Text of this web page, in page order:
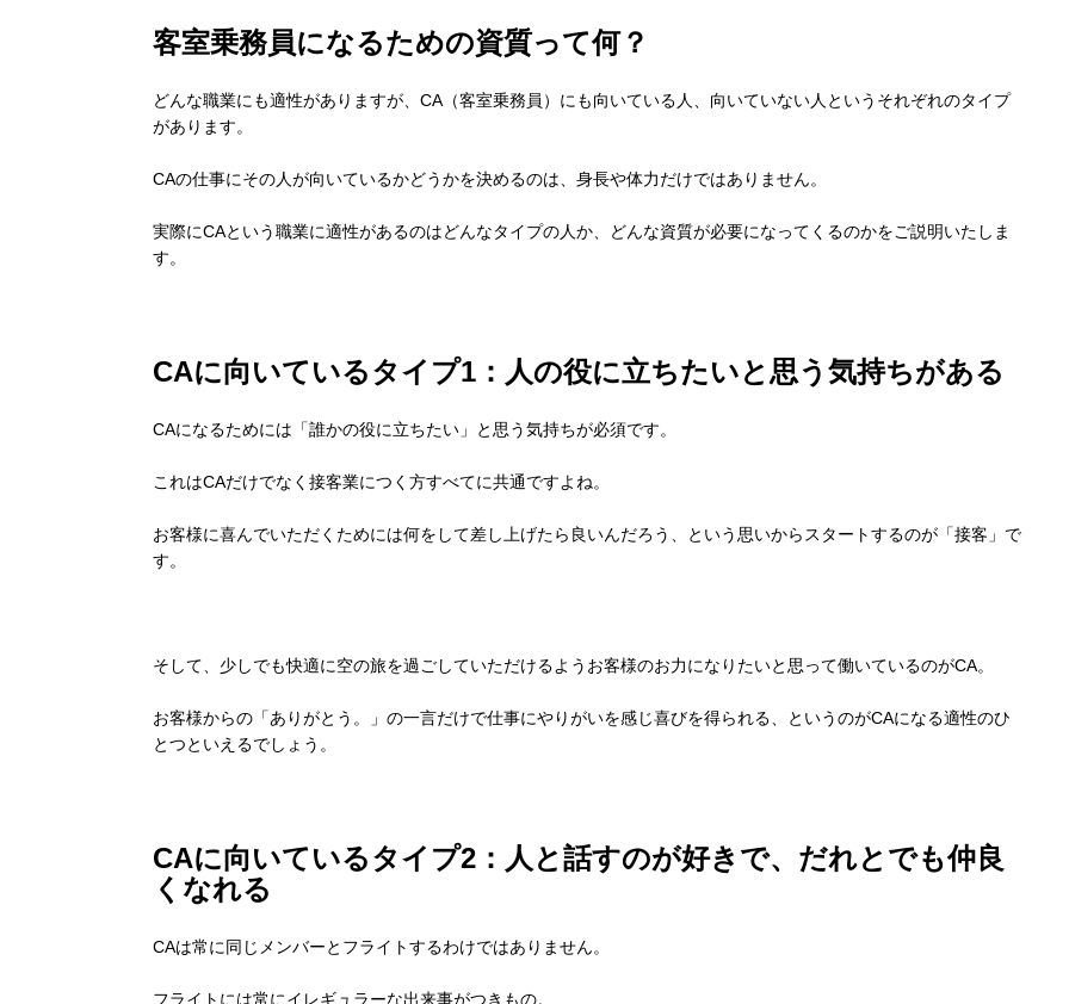
客室乗務員になるための資質って何？
どんな職業にも適性がありますが、CA（客室乗務員）にも向いている人、向いていない人というそれぞれのタイプ
があります。
CAの仕事にその人が向いているかどうかを決めるのは、身長や体力だけではありません。
実際にCAという職業に適性があるのはどんなタイプの人か、どんな資質が必要になってくるのかをご説明いたしま
す。
CAに向いているタイプ1：人の役に立ちたいと思う気持ちがある
CAになるためには「誰かの役に立ちたい」と思う気持ちが必須です。
これはCAだけでなく接客業につく方すべてに共通ですよね。
お客様に喜んでいただくためには何をして差し上げたら良いんだろう、という思いからスタートするのが「接客」で
す。
そして、少しでも快適に空の旅を過ごしていただけるようお客様のお力になりたいと思って働いているのがCA。
お客様からの「ありがとう。」の一言だけで仕事にやりがいを感じ喜びを得られる、というのがCAになる適性のひ
とつといえるでしょう。
CAに向いているタイプ2：人と話すのが好きで、だれとでも仲良
くなれる
CAは常に同じメンバーとフライトするわけではありません。
フライトには常にイレギュラーな出来事がつきもの。